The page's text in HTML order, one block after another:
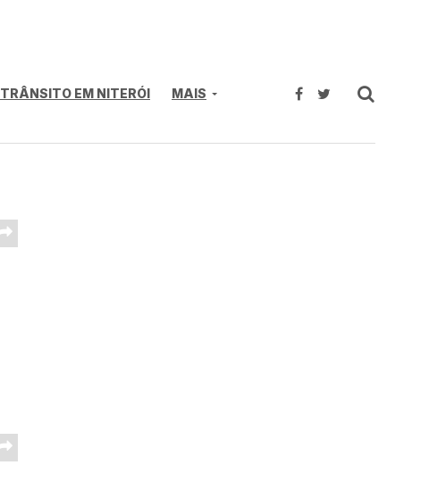
TRÂNSITO EM NITERÓI MAIS